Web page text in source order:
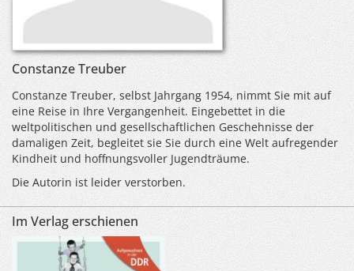
Constanze Treuber
Constanze Treuber, selbst Jahrgang 1954, nimmt Sie mit auf
eine Reise in Ihre Vergangenheit. Eingebettet in die
weltpolitischen und gesellschaftlichen Geschehnisse der
damaligen Zeit, begleitet sie Sie durch eine Welt aufregender
Kindheit und hoffnungsvoller Jugendträume.
Die Autorin ist leider verstorben.
Im Verlag erschienen